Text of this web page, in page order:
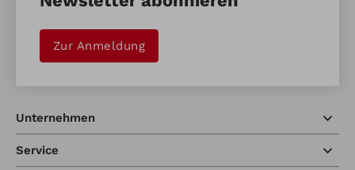
Zur Anmeldung
Unternehmen
Service